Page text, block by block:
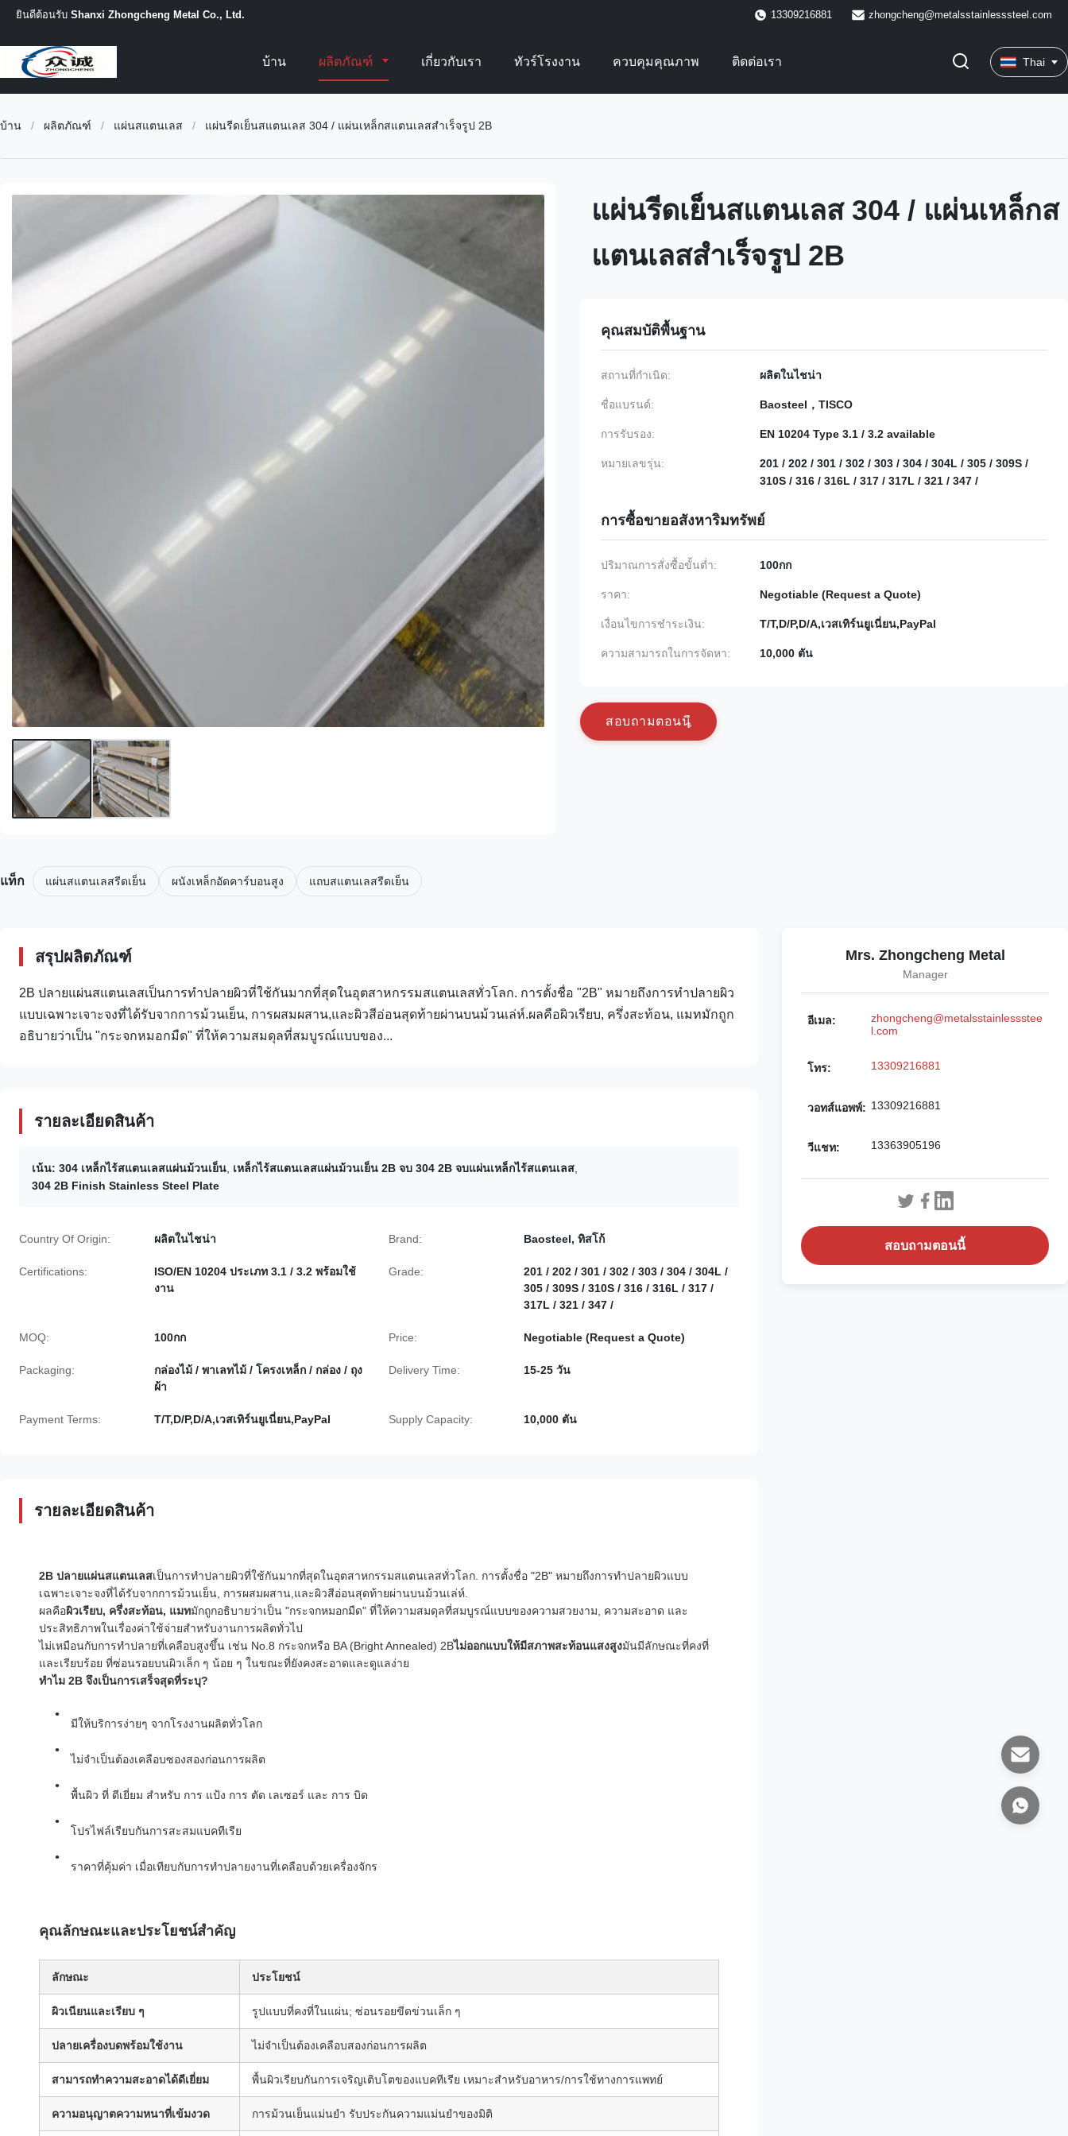
ยินดีต้อนรับ Shanxi Zhongcheng Metal Co., Ltd. 13309216881 zhongcheng@metalsstainlesssteel.com
บ้าน ผลิตภัณฑ์ เกี่ยวกับเรา ทัวร์โรงงาน ควบคุมคุณภาพ ติดต่อเรา Thai
บ้าน / ผลิตภัณฑ์ / แผ่นสแตนเลส / แผ่นรีดเย็นสแตนเลส 304 / แผ่นเหล็กสแตนเลสสำเร็จรูป 2B
แผ่นรีดเย็นสแตนเลส 304 / แผ่นเหล็กส
แตนเลสสำเร็จรูป 2B
คุณสมบัติพื้นฐาน
สถานที่กำเนิด: ผลิตในไชน่า
ชื่อแบรนด์: Baosteel，TISCO
การรับรอง: EN 10204 Type 3.1 / 3.2 available
หมายเลขรุ่น:
201 / 202 / 301 / 302 / 303 / 304 / 304L / 305 / 309S /
310S / 316 / 316L / 317 / 317L / 321 / 347 /
การซื้อขายอสังหาริมทรัพย์
ปริมาณการสั่งซื้อขั้นต่ำ: 100กก
ราคา: Negotiable (Request a Quote)
เงื่อนไขการชำระเงิน: T/T,D/P,D/A,เวสเทิร์นยูเนี่ยน,PayPal
ความสามารถในการจัดหา: 10,000 ตัน
สอบถามตอนน
แท็ก แผ่นสแตนเลสรีดเย็น ผนังเหล็กอัดคาร์บอนสูง แถบสแตนเลสรีดเย็น
สรุปผลิตภัณฑ์
2B ปลายแผ่นสแตนเลสเป็นการทําปลายผิวที่ใช้กันมากที่สุดในอุตสาหกรรมสแตนเลสทั่วโลก. การตั้งชื่อ "2B" หมายถึงการทําปลายผิว
แบบเฉพาะเจาะจงที่ได้รับจากการม้วนเย็น, การผสมผสาน,และผิวสีอ่อนสุดท้ายผ่านบนม้วนเล่ห์.ผลคือผิวเรียบ, ครึ่งสะท้อน, แมทมักถูก
อธิบายว่าเป็น "กระจกหมอกมืด" ที่ให้ความสมดุลที่สมบูรณ์แบบของ...
รายละเอียดสินค้า
เน้น: 304 เหล็กไร้สแตนเลสแผ่นม้วนเย็น เหล็กไร้สแตนเลสแผ่นม้วนเย็น 2B จบ 304 2B จบแผ่นเหล็กไร้สแตนเลส
304 2B Finish Stainless Steel Plate
Country Of Origin: ผลิตในไชน่า Brand: Baosteel, ทิสโก้
Certifications:
ISO/EN 10204 ประเภท 3.1 / 3.2 พร้อมใช้
งาน
Grade:
201 / 202 / 301 / 302 / 303 / 304 / 304L /
305 / 309S / 310S / 316 / 316L / 317 /
317L / 321 / 347 /
MOQ: 100กก Price: Negotiable (Request a Quote)
Packaging:
กล่องไม้ / พาเลทไม้ / โครงเหล็ก / กล่อง / ถุง
ผ้า
Delivery Time: 15-25 วัน
Payment Terms: T/T,D/P,D/A,เวสเทิร์นยูเนี่ยน,PayPal Supply Capacity: 10,000 ตัน
รายละเอียดสินค้า
2B ปลายแผ่นสแตนเลสเป็นการทําปลายผิวที่ใช้กันมากที่สุดในอุตสาหกรรมสแตนเลสทั่วโลก. การตั้งชื่อ "2B" หมายถึงการทําปลายผิวแบบ
เฉพาะเจาะจงที่ได้รับจากการม้วนเย็น, การผสมผสาน,และผิวสีอ่อนสุดท้ายผ่านบนม้วนเล่ห์.
ผลคือผิวเรียบ, ครึ่งสะท้อน, แมทมักถูกอธิบายว่าเป็น "กระจกหมอกมืด" ที่ให้ความสมดุลที่สมบูรณ์แบบของความสวยงาม, ความสะอาด และ
ประสิทธิภาพในเรื่องค่าใช้จ่ายสําหรับงานการผลิตทั่วไป
ไม่เหมือนกับการทําปลายที่เคลือบสูงขึ้น เช่น No.8 กระจกหรือ BA (Bright Annealed) 2Bไม่ออกแบบให้มีสภาพสะท้อนแสงสูงมันมีลักษณะที่คงที่
และเรียบร้อย ที่ซ่อนรอยบนผิวเล็ก ๆ น้อย ๆ ในขณะที่ยังคงสะอาดและดูแลง่าย
ทําไม 2B จึงเป็นการเสร็จสุดที่ระบุ?
มีให้บริการง่ายๆ จากโรงงานผลิตทั่วโลก
ไม่จําเป็นต้องเคลือบซองสองก่อนการผลิต
พื้นผิว ที่ ดีเยี่ยม สําหรับ การ แป้ง การ ตัด เลเซอร์ และ การ บิด
โปรไฟล์เรียบกันการสะสมแบคทีเรีย
ราคาที่คุ้มค่า เมื่อเทียบกับการทําปลายงานที่เคลือบด้วยเครื่องจักร
คุณลักษณะและประโยชน์สําคัญ
ลักษณะ ประโยชน์
ผิวเนียนและเรียบ ๆ รูปแบบที่คงที่ในแผ่น; ซ่อนรอยขีดข่วนเล็ก ๆ
ปลายเครื่องบดพร้อมใช้งาน ไม่จําเป็นต้องเคลือบสองก่อนการผลิต
สามารถทําความสะอาดได้ดีเยี่ยม พื้นผิวเรียบกันการเจริญเติบโตของแบคทีเรีย เหมาะสําหรับอาหาร/การใช้ทางการแพทย์
ความอนุญาตความหนาที่เข้มงวด การม้วนเย็นแม่นยํา รับประกันความแม่นยําของมิติ
Mrs. Zhongcheng Metal
Manager
อีเมล:
zhongcheng@metalsstainlessstee
l.com
โทร: 13309216881
วอทส์แอพพ์: 13309216881
วีแชท: 13363905196
สอบถามตอนนี้